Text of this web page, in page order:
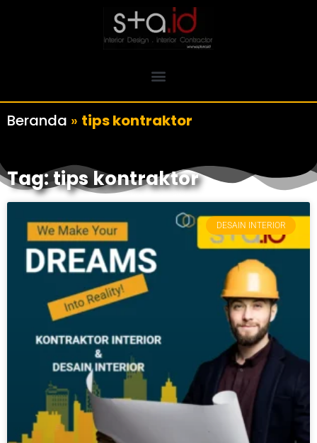
Beranda » tips kontraktor
Tag: tips kontraktor
DESAIN INTERIOR